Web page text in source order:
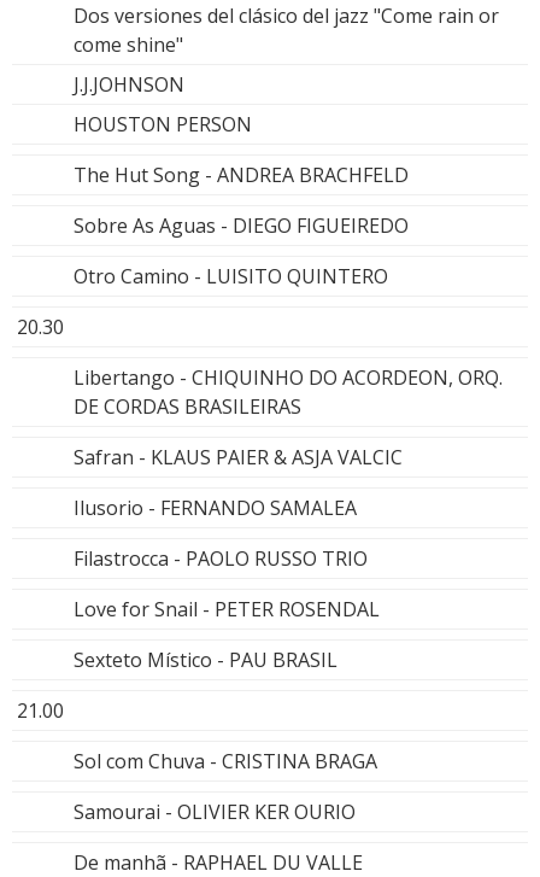
Dos versiones del clásico del jazz "Come rain or
come shine"
J.J.JOHNSON
HOUSTON PERSON
The Hut Song - ANDREA BRACHFELD
Sobre As Aguas - DIEGO FIGUEIREDO
Otro Camino - LUISITO QUINTERO
20.30
Libertango - CHIQUINHO DO ACORDEON, ORQ.
DE CORDAS BRASILEIRAS
Safran - KLAUS PAIER & ASJA VALCIC
Ilusorio - FERNANDO SAMALEA
Filastrocca - PAOLO RUSSO TRIO
Love for Snail - PETER ROSENDAL
Sexteto Místico - PAU BRASIL
21.00
Sol com Chuva - CRISTINA BRAGA
Samourai - OLIVIER KER OURIO
De manhã - RAPHAEL DU VALLE